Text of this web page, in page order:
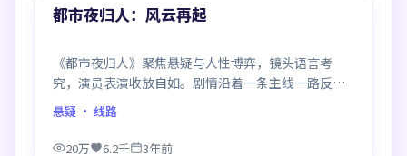
精选
都市夜归人：风云再起
《都市夜归人》聚焦悬疑与人性博弈，镜头语言考
究，演员表演收放自如。剧情沿着一条主线一路反
转，每次揭晓都重塑前情认知，悬念感拉满。
悬疑 · 线路
20万 6.2千 3年前